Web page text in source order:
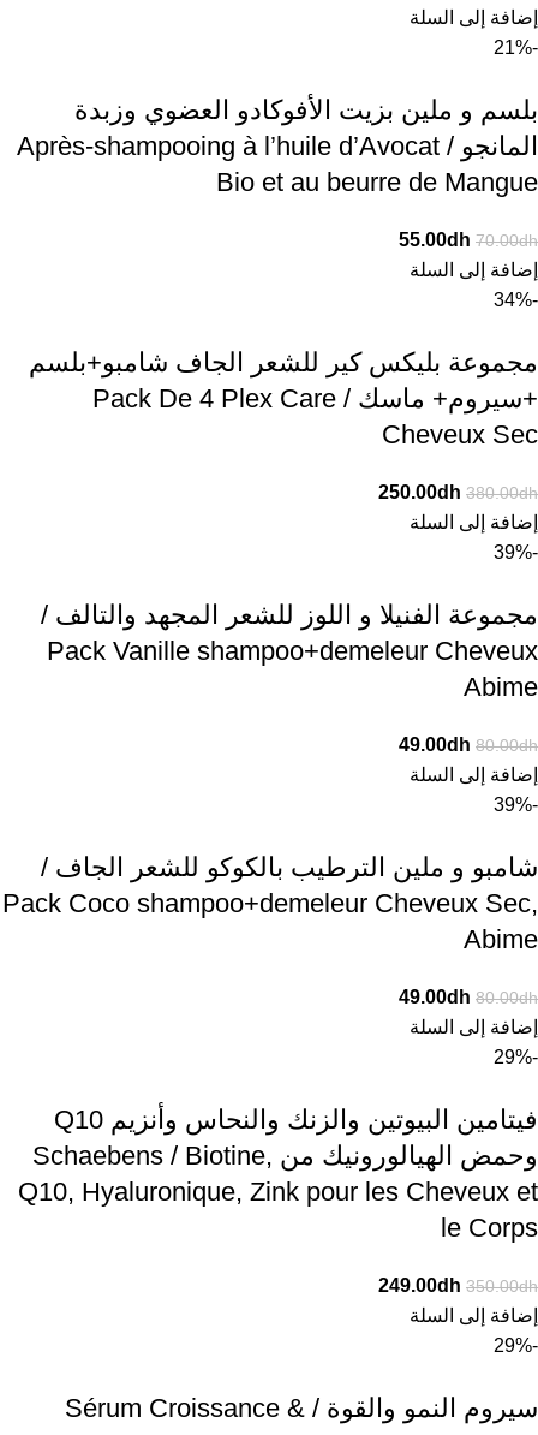
إضافة إلى السلة
-21%
بلسم و ملين بزيت الأفوكادو العضوي وزبدة
المانجو / Après-shampooing à l’huile d’Avocat
Bio et au beurre de Mangue
70.00dh
55.00dh
إضافة إلى السلة
-34%
مجموعة بليكس كير للشعر الجاف شامبو+بلسم
+سيروم+ ماسك / Pack De 4 Plex Care
Cheveux Sec
380.00dh
250.00dh
إضافة إلى السلة
-39%
مجموعة الفنيلا و اللوز للشعر المجهد والتالف /
Pack Vanille shampoo+demeleur Cheveux
Abime
80.00dh
49.00dh
إضافة إلى السلة
-39%
شامبو و ملين الترطيب بالكوكو للشعر الجاف /
Pack Coco shampoo+demeleur Cheveux Sec,
Abime
80.00dh
49.00dh
إضافة إلى السلة
-29%
فيتامين البيوتين والزنك والنحاس وأنزيم Q10
وحمض الهيالورونيك من Schaebens / Biotine,
Q10, Hyaluronique, Zink pour les Cheveux et
le Corps
350.00dh
249.00dh
إضافة إلى السلة
-29%
سيروم النمو والقوة / Sérum Croissance &